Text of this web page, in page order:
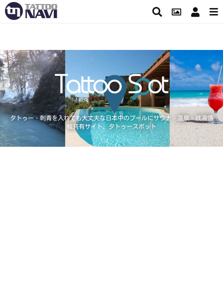
タトゥー・刺青を入れても大丈夫な日本中のプールにサウナ・温泉・銭湯情
報共有サイト、タトゥースポット